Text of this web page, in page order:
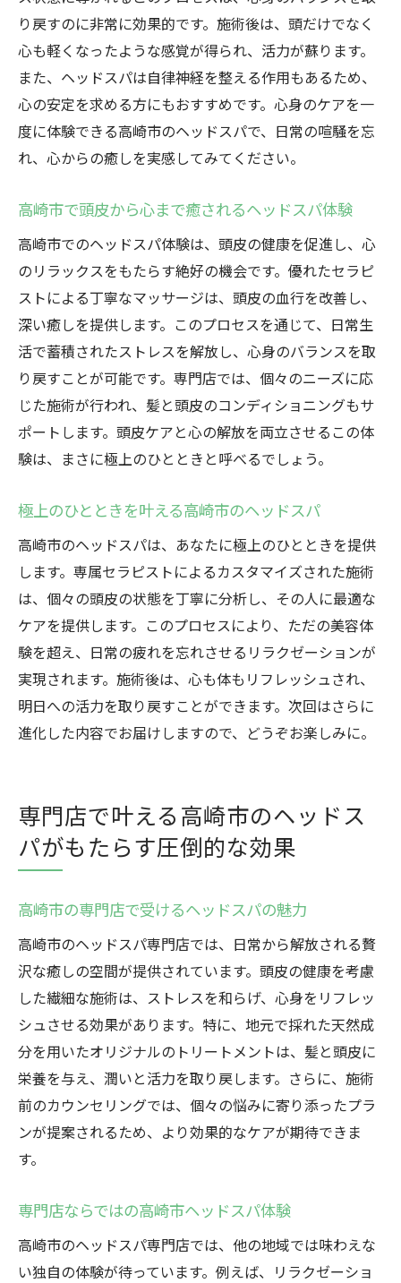
り戻すのに非常に効果的です。施術後は、頭だけでなく
心も軽くなったような感覚が得られ、活力が蘇ります。
また、ヘッドスパは自律神経を整える作用もあるため、
心の安定を求める方にもおすすめです。心身のケアを一
度に体験できる高崎市のヘッドスパで、日常の喧騒を忘
れ、心からの癒しを実感してみてください。
高崎市で頭皮から心まで癒されるヘッドスパ体験
高崎市でのヘッドスパ体験は、頭皮の健康を促進し、心
のリラックスをもたらす絶好の機会です。優れたセラピ
ストによる丁寧なマッサージは、頭皮の血行を改善し、
深い癒しを提供します。このプロセスを通じて、日常生
活で蓄積されたストレスを解放し、心身のバランスを取
り戻すことが可能です。専門店では、個々のニーズに応
じた施術が行われ、髪と頭皮のコンディショニングもサ
ポートします。頭皮ケアと心の解放を両立させるこの体
験は、まさに極上のひとときと呼べるでしょう。
極上のひとときを叶える高崎市のヘッドスパ
高崎市のヘッドスパは、あなたに極上のひとときを提供
します。専属セラピストによるカスタマイズされた施術
は、個々の頭皮の状態を丁寧に分析し、その人に最適な
ケアを提供します。このプロセスにより、ただの美容体
験を超え、日常の疲れを忘れさせるリラクゼーションが
実現されます。施術後は、心も体もリフレッシュされ、
明日への活力を取り戻すことができます。次回はさらに
進化した内容でお届けしますので、どうぞお楽しみに。
専門店で叶える高崎市のヘッドス
パがもたらす圧倒的な効果
高崎市の専門店で受けるヘッドスパの魅力
高崎市のヘッドスパ専門店では、日常から解放される贅
沢な癒しの空間が提供されています。頭皮の健康を考慮
した繊細な施術は、ストレスを和らげ、心身をリフレッ
シュさせる効果があります。特に、地元で採れた天然成
分を用いたオリジナルのトリートメントは、髪と頭皮に
栄養を与え、潤いと活力を取り戻します。さらに、施術
前のカウンセリングでは、個々の悩みに寄り添ったプラ
ンが提案されるため、より効果的なケアが期待できま
す。
専門店ならではの高崎市ヘッドスパ体験
高崎市のヘッドスパ専門店では、他の地域では味わえな
い独自の体験が待っています。例えば、リラクゼーショ